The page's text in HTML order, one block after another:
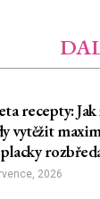
recepty:
vytěžit
2026